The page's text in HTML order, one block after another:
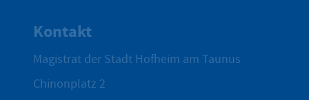
Kontakt
Magistrat der Stadt Hofheim am Taunus
Chinonplatz 2